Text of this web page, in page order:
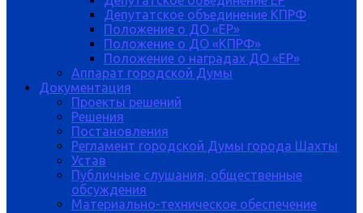
Депутатское объединение КПРФ
Положение о ДО «ЕР»
Положение о ДО «КПРФ»
Положение о наградах ДО «ЕР»
Аппарат городской Думы
Документация
Проекты решений
Решения
Постановления
Регламент городской Думы города Шахты
Устав
Публичные слушания, общественные
обсуждения
Материально-техническое обеспечение